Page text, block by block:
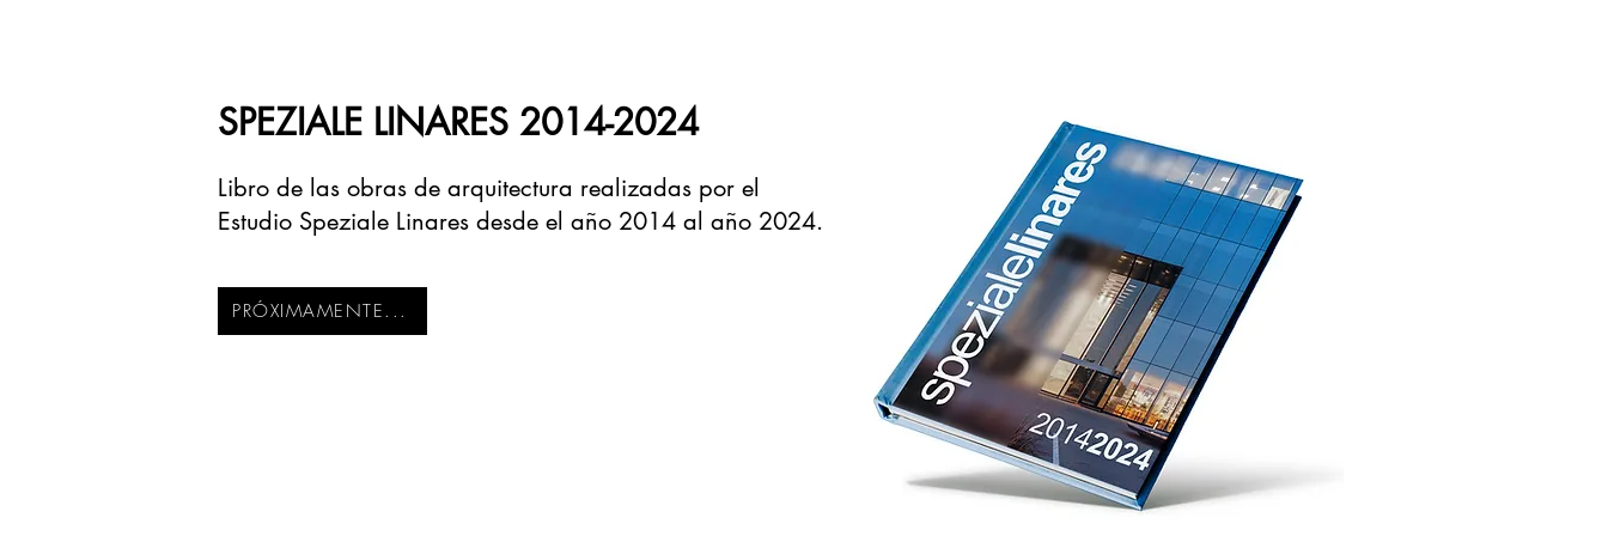
SPEZIALE LINARES 2014-2024
Libro de las obras de arquitectura realizadas por el
Estudio Speziale Linares desde el año 2014 al año 2024.
PRÓXIMAMENTE...